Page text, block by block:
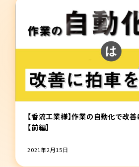
【香流工業様】作業の自動化で改
【前編】
2021年2月15日